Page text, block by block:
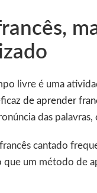
livre é uma
de aprender
das
cantado
que um método de